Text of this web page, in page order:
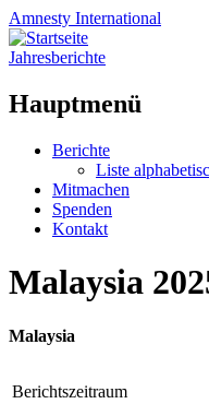
Amnesty International
Jahresberichte
Hauptmenü
Zum
springen
Berichte
Liste
Mitmachen
Spenden
Kontakt
Malaysia
Malaysia
Berichtszeitraum